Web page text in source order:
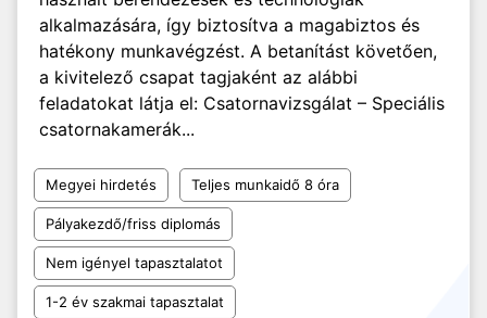
alkalmazására, így biztosítva a magabiztos és
hatékony munkavégzést. A betanítást követően,
a kivitelező csapat tagjaként az alábbi
feladatokat látja el: Csatornavizsgálat – Speciális
csatornakamerák...
Megyei hirdetés Teljes munkaidő 8 óra
Pályakezdő/friss diplomás
Nem igényel tapasztalatot
1-2 év szakmai tapasztalat